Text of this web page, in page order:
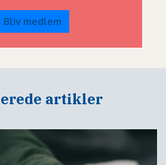
Bliv medlem
artikler